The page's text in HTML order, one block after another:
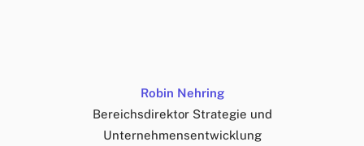
Robin Nehring
Bereichsdirektor Strategie und
Unternehmensentwicklung